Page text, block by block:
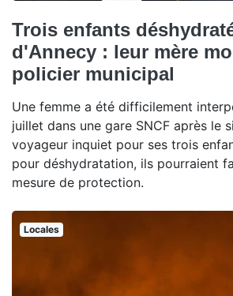
Trois enfants
d'Annecy : leur mère
policier municipal
Une femme a été difficilement
juillet dans une gare SNCF après le
voyageur inquiet pour ses trois
pour déshydratation, ils pourraient
mesure de protection.
Locales